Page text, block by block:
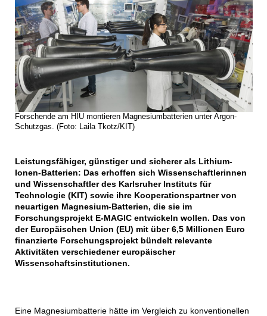
Forschende am HIU montieren Magnesiumbatterien unter Argon-
Schutzgas. (Foto: Laila Tkotz/KIT)
Leistungsfähiger, günstiger und sicherer als Lithium-
Ionen-Batterien: Das erhoffen sich Wissenschaftlerinnen
und Wissenschaftler des Karlsruher Instituts für
Technologie (KIT) sowie ihre Kooperationspartner von
neuartigen Magnesium-Batterien, die sie im
Forschungsprojekt E-MAGIC entwickeln wollen. Das von
der Europäischen Union (EU) mit über 6,5 Millionen Euro
finanzierte Forschungsprojekt bündelt relevante
Aktivitäten verschiedener europäischer
Wissenschaftsinstitutionen.
Eine Magnesiumbatterie hätte im Vergleich zu konventionellen